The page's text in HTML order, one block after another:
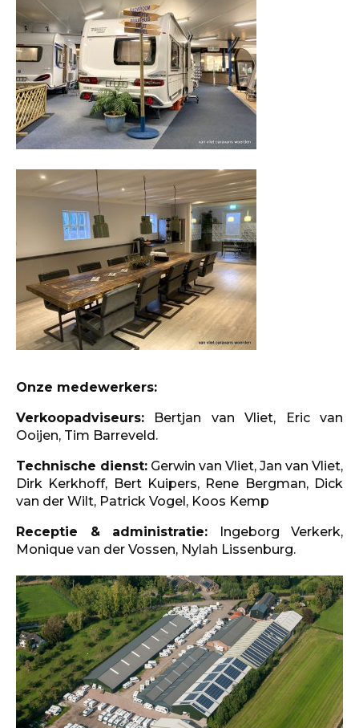
Onze medewerkers:
Verkoopadviseurs: Bertjan van Vliet, Eric van
Ooijen, Tim Barreveld.
Technische dienst: Gerwin van Vliet, Jan van Vliet,
Dirk Kerkhoff, Bert Kuipers, Rene Bergman, Dick
van der Wilt, Patrick Vogel, Koos Kemp
Receptie & administratie: Ingeborg Verkerk,
Monique van der Vossen, Nylah Lissenburg.